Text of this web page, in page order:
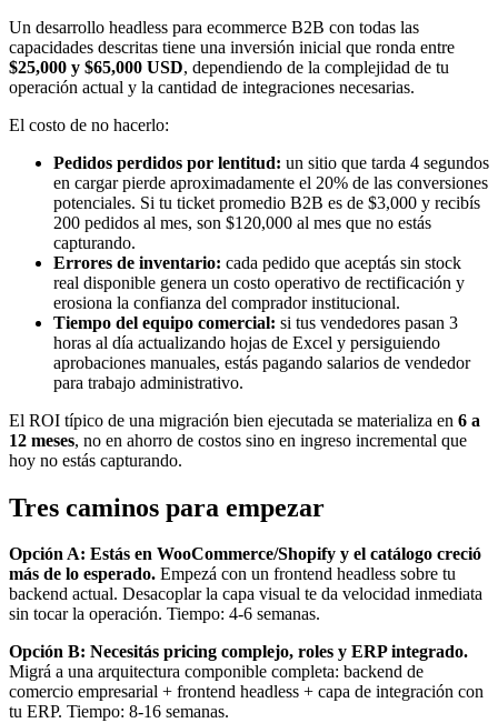
Un desarrollo headless para ecommerce B2B con todas las
capacidades descritas tiene una inversión inicial que ronda entre
$25,000 y $65,000 USD, dependiendo de la complejidad de tu
operación actual y la cantidad de integraciones necesarias.
El costo de no hacerlo:
Pedidos perdidos por lentitud: un sitio que tarda 4 segundos
en cargar pierde aproximadamente el 20% de las conversiones
potenciales. Si tu ticket promedio B2B es de $3,000 y recibís
200 pedidos al mes, son $120,000 al mes que no estás
capturando.
Errores de inventario: cada pedido que aceptás sin stock
real disponible genera un costo operativo de rectificación y
erosiona la confianza del comprador institucional.
Tiempo del equipo comercial: si tus vendedores pasan 3
horas al día actualizando hojas de Excel y persiguiendo
aprobaciones manuales, estás pagando salarios de vendedor
para trabajo administrativo.
El ROI típico de una migración bien ejecutada se materializa en 6 a
12 meses, no en ahorro de costos sino en ingreso incremental que
hoy no estás capturando.
Tres caminos para empezar
Opción A: Estás en WooCommerce/Shopify y el catálogo creció
más de lo esperado. Empezá con un frontend headless sobre tu
backend actual. Desacoplar la capa visual te da velocidad inmediata
sin tocar la operación. Tiempo: 4-6 semanas.
Opción B: Necesitás pricing complejo, roles y ERP integrado.
Migrá a una arquitectura componible completa: backend de
comercio empresarial + frontend headless + capa de integración con
tu ERP. Tiempo: 8-16 semanas.